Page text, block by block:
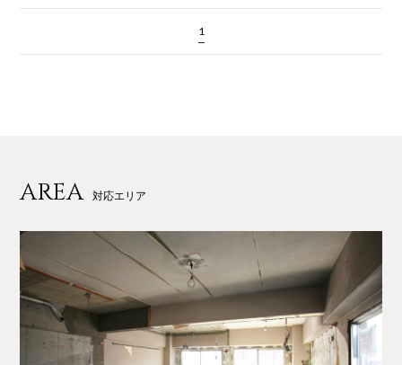
1
AREA 対応エリア